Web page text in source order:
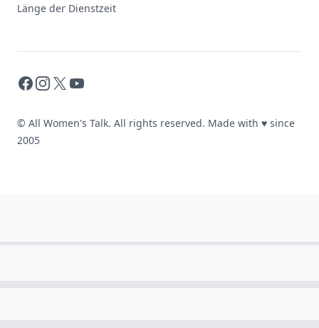
Länge der Dienstzeit
Facebook
Instagram
X YouTube
© All Women's Talk. All rights reserved. Made with ♥ since
2005